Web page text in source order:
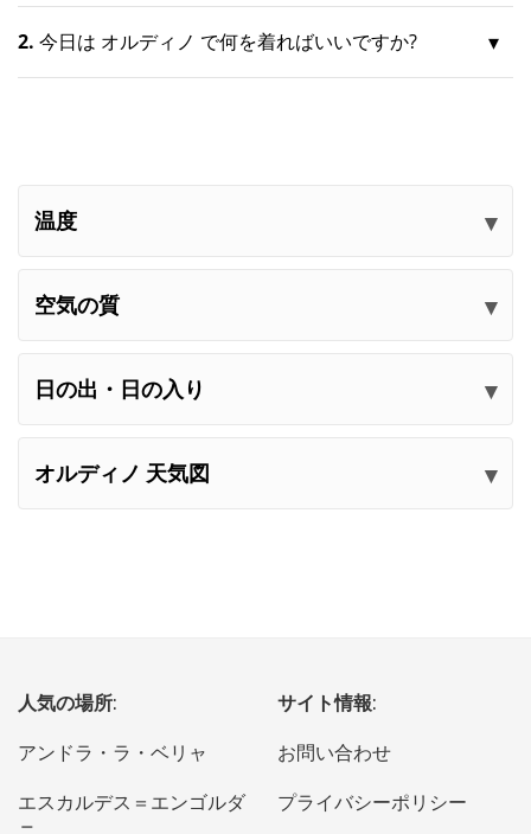
2. 今日は オルディノ で何を着ればいいですか?
温度
空気の質
日の出・日の入り
オルディノ 天気図
人気の場所:
アンドラ・ラ・ベリャ
エスカルデス＝エンゴルダ
サイト情報:
お問い合わせ
プライバシーポリシー